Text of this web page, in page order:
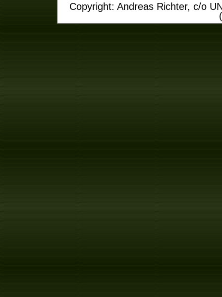
Copyright: Andreas Richter, c/o